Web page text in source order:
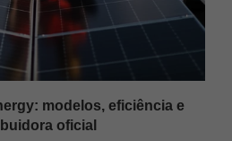
modelos, eficiência e
oficial